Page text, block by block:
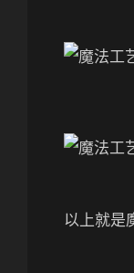
以上就是